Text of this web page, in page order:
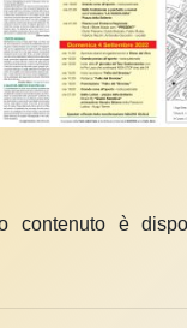
contenuto è